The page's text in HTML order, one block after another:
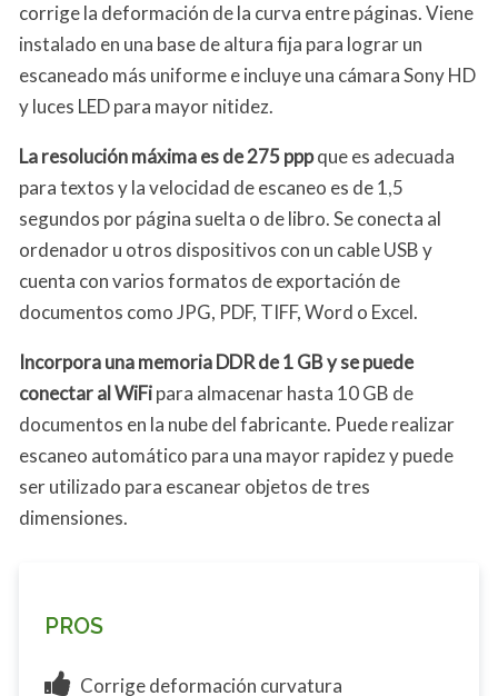
corrige la deformación de la curva entre páginas. Viene
instalado en una base de altura fija para lograr un
escaneado más uniforme e incluye una cámara Sony HD
y luces LED para mayor nitidez.
La resolución máxima es de 275 pppque es adecuada
para textos y la velocidad de escaneo es de 1,5
segundos por página suelta o de libro. Se conecta al
ordenador u otros dispositivos con un cable USB y
cuenta con varios formatos de exportación de
documentos como JPG, PDF, TIFF, Word o Excel.
Incorpora una memoria DDR de 1 GB y se puede
conectar al WiFipara almacenar hasta 10 GB de
documentos en la nube del fabricante. Puede realizar
escaneo automático para una mayor rapidez y puede
ser utilizado para escanear objetos de tres
dimensiones.
PROS
Corrige deformación curvatura